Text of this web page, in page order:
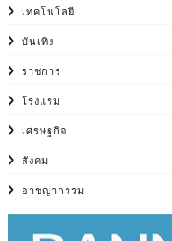
เทคโนโลยี
บันเทิง
ราชการ
โรงแรม
เศรษฐกิจ
สังคม
อาชญากรรม